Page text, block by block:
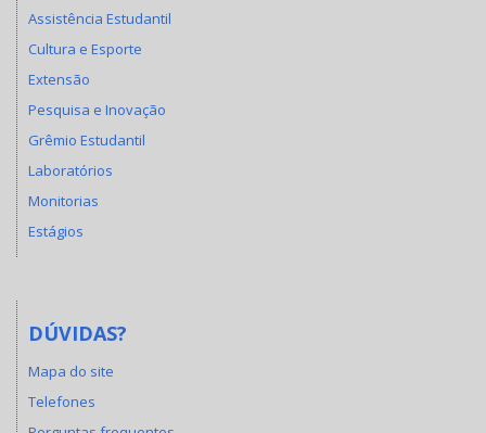
Assistência Estudantil
Cultura e Esporte
Extensão
Pesquisa e Inovação
Grêmio Estudantil
Laboratórios
Monitorias
Estágios
DÚVIDAS?
Mapa do site
Telefones